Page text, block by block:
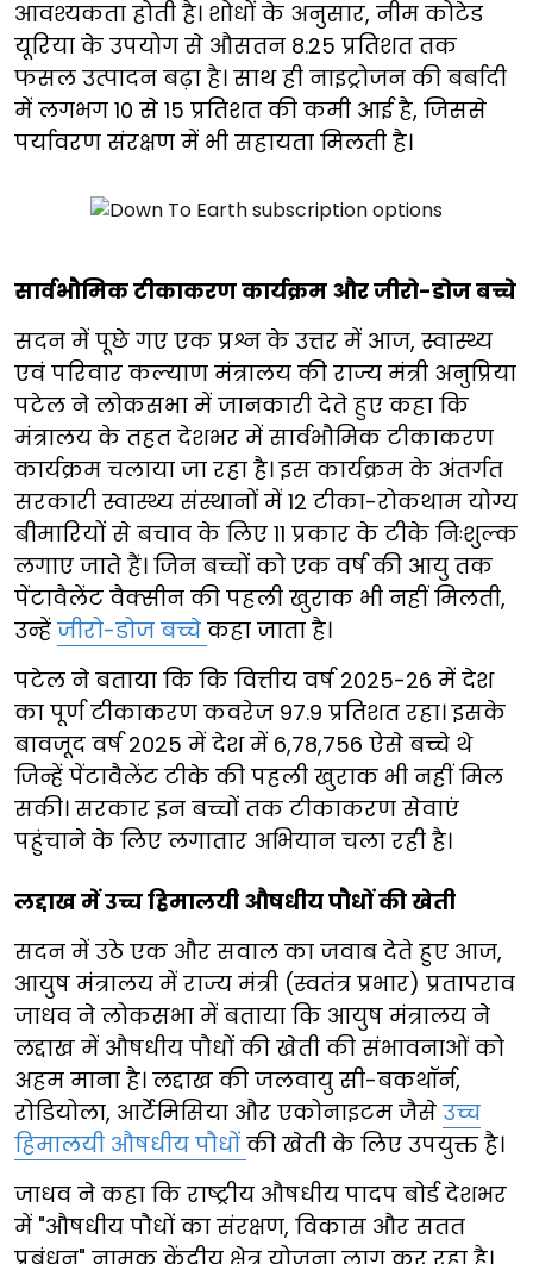
आवश्यकता होती है। शोधों के अनुसार, नीम कोटेड
यूरिया के उपयोग से औसतन 8.25 प्रतिशत तक
फसल उत्पादन बढ़ा है। साथ ही नाइट्रोजन की बर्बादी
में लगभग 10 से 15 प्रतिशत की कमी आई है, जिससे
पर्यावरण संरक्षण में भी सहायता मिलती है।
सार्वभौमिक टीकाकरण कार्यक्रम और जीरो-डोज बच्चे
सदन में पूछे गए एक प्रश्न के उत्तर में आज, स्वास्थ्य
एवं परिवार कल्याण मंत्रालय की राज्य मंत्री अनुप्रिया
पटेल ने लोकसभा में जानकारी देते हुए कहा कि
मंत्रालय के तहत देशभर में सार्वभौमिक टीकाकरण
कार्यक्रम चलाया जा रहा है। इस कार्यक्रम के अंतर्गत
सरकारी स्वास्थ्य संस्थानों में 12 टीका-रोकथाम योग्य
बीमारियों से बचाव के लिए 11 प्रकार के टीके निःशुल्क
लगाए जाते हैं। जिन बच्चों को एक वर्ष की आयु तक
पेंटावैलेंट वैक्सीन की पहली खुराक भी नहीं मिलती,
उन्हें जीरो-डोज बच्चे कहा जाता है।
पटेल ने बताया कि कि वित्तीय वर्ष 2025-26 में देश
का पूर्ण टीकाकरण कवरेज 97.9 प्रतिशत रहा। इसके
बावजूद वर्ष 2025 में देश में 6,78,756 ऐसे बच्चे थे
जिन्हें पेंटावैलेंट टीके की पहली खुराक भी नहीं मिल
सकी। सरकार इन बच्चों तक टीकाकरण सेवाएं
पहुंचाने के लिए लगातार अभियान चला रही है।
लद्दाख में उच्च हिमालयी औषधीय पौधों की खेती
सदन में उठे एक और सवाल का जवाब देते हुए आज,
आयुष मंत्रालय में राज्य मंत्री (स्वतंत्र प्रभार) प्रतापराव
जाधव ने लोकसभा में बताया कि आयुष मंत्रालय ने
लद्दाख में औषधीय पौधों की खेती की संभावनाओं को
अहम माना है। लद्दाख की जलवायु सी-बकथॉर्न,
रोडियोला, आर्टेमिसिया और एकोनाइटम जैसे उच्च
हिमालयी औषधीय पौधों की खेती के लिए उपयुक्त है।
जाधव ने कहा कि राष्ट्रीय औषधीय पादप बोर्ड देशभर
में "औषधीय पौधों का संरक्षण, विकास और सतत